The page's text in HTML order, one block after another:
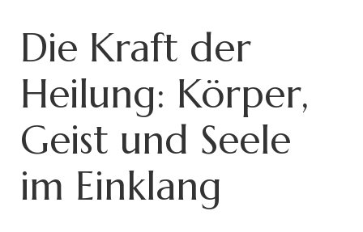
Die Kraft der
Heilung: Körper,
Geist und Seele
im Einklang